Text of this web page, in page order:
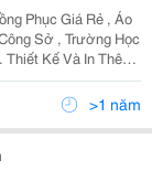
Phục Giá Rẻ , Áo
Sở , Trường Học
Thiết Kế Và In Thêu
Đảm Bảo Đẹp , Rẻ So
Kế
>1 năm